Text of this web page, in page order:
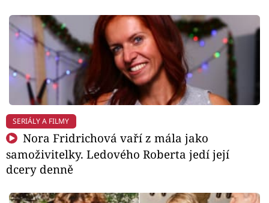
SERIÁLY A FILMY
Nora Fridrichová vaří z mála jako
samoživitelky. Ledového Roberta jedí její
dcery denně